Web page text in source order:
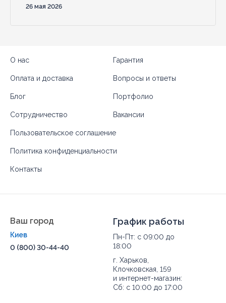
26 мая 2026
О нас Гарантия
Оплата и доставка Вопросы и ответы
Блог Портфолио
Сотрудничество Вакансии
Пользовательское соглашение
Политика конфиденциальности
Контакты
Ваш город
Киев
0 (800) 30-44-40
График работы
Пн-Пт: с 09:00 до
18:00
г. Харьков,
Клочковская, 159
и интернет-магазин:
Сб: с 10:00 до 17:00